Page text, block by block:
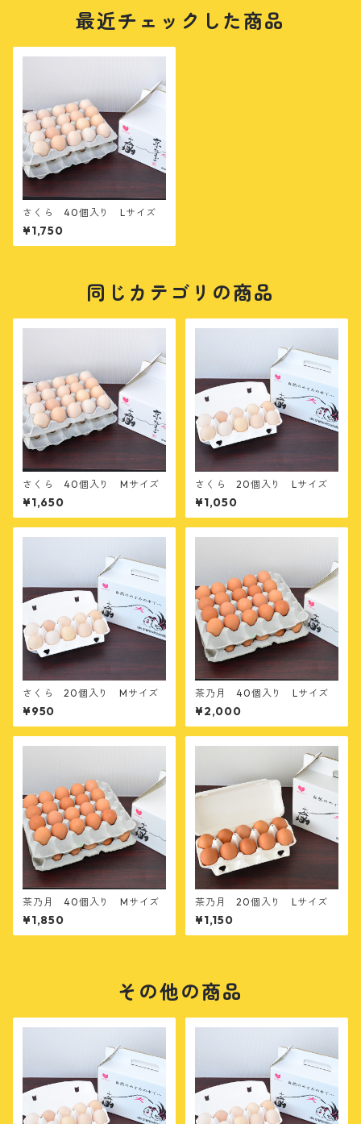
最近チェックした商品
さくら 40個入り Lサイズ
¥1,750
同じカテゴリの商品
さくら 40個入り Mサイズ
¥1,650
さくら 20個入り Lサイズ
¥1,050
さくら 20個入り Mサイズ
¥950
茶乃月 40個入り Lサイズ
¥2,000
茶乃月 40個入り Mサイズ
¥1,850
茶乃月 20個入り Lサイズ
¥1,150
その他の商品